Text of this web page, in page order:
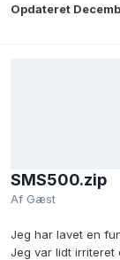
Opdateret
SMS500.zip
Af Gæst
Jeg har lavet en
Jeg var lidt irriteret